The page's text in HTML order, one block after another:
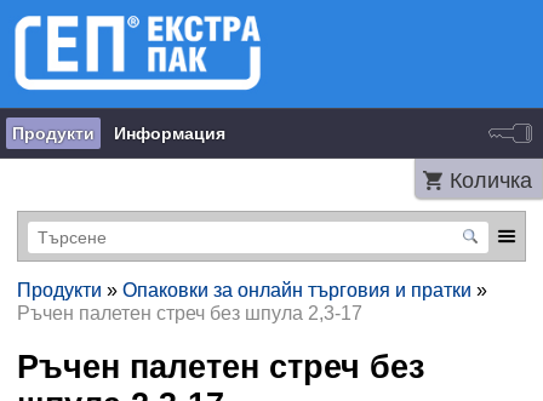
Продукти Информация
Количка
Продукти » Опаковки за онлайн търговия и пратки »
Ръчен палетен стреч без шпула 2,3-17
Ръчен палетен стреч без